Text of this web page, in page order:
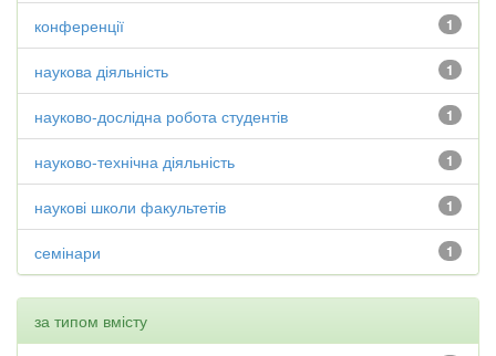
1
конференції
1
наукова діяльність
1
науково-дослідна робота студентів
1
науково-технічна діяльність
1
наукові школи факультетів
1
семінари
за типом вмісту